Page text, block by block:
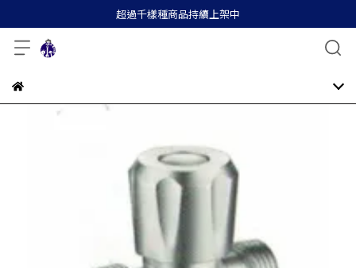
超過千樣種商品持續上架中